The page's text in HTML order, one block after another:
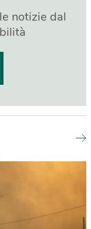
notizie dal